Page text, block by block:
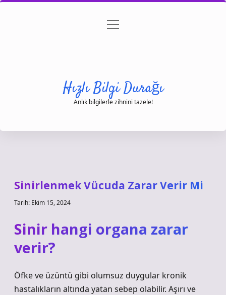
Gizlilik Politikası
menüyü
Hızlı Bilgi Durağı
Anlık bilgilerle zihnini tazele!
Sinirlenmek Vücuda Zarar Verir Mi
Tarih: Ekim 15, 2024
Sinir hangi organa zarar
verir?
Öfke ve üzüntü gibi olumsuz duygular kronik
hastalıkların altında yatan sebep olabilir. Aşırı ve